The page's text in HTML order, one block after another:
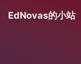
EdNovas的小站